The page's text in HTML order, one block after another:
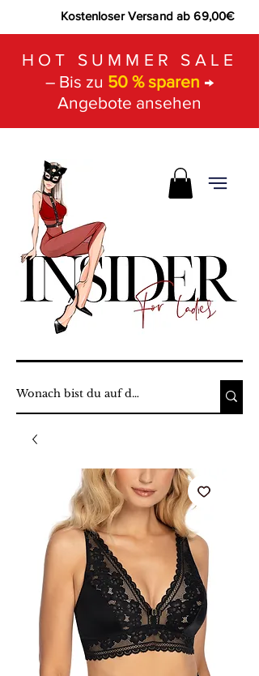
Kostenloser Versand ab 69,00€
HOT SUMMER SALE
– Bis zu 50 % sparen →
Angebote ansehen